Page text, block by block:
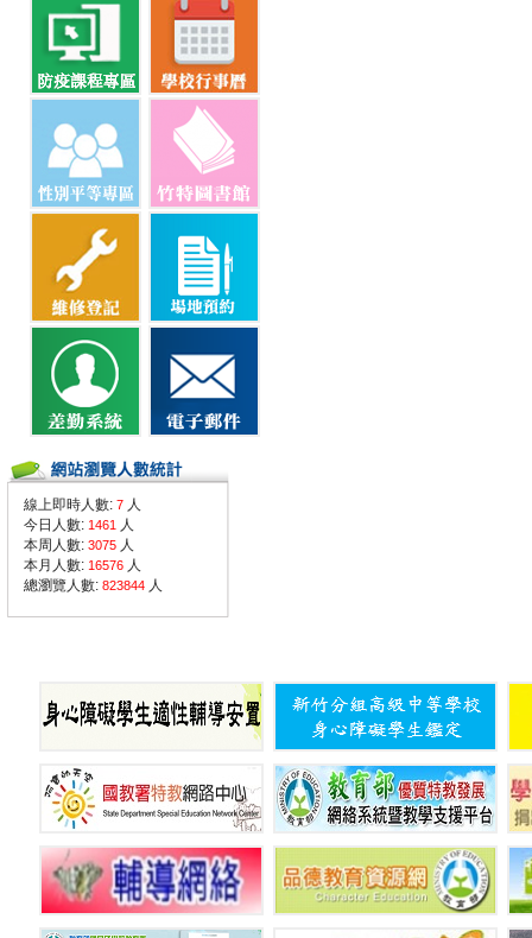
線上即時人數: 7 人
今日人數: 1461 人
本周人數: 3075 人
本月人數: 16576 人
總瀏覽人數: 823844 人